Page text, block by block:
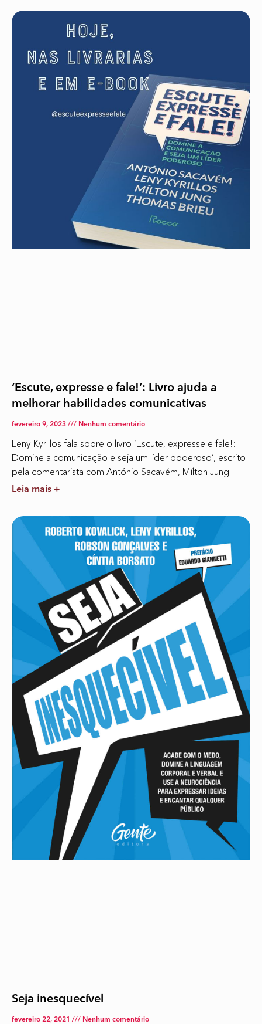
‘Escute, expresse e fale!’: Livro ajuda a
melhorar habilidades comunicativas
fevereiro 9, 2023 Nenhum comentário
Leny Kyrillos fala sobre o livro ‘Escute, expresse e fale!:
Domine a comunicação e seja um líder poderoso’, escrito
pela comentarista com António Sacavém, Mílton Jung
Leia mais +
Seja inesquecível
fevereiro 22, 2021 Nenhum comentário